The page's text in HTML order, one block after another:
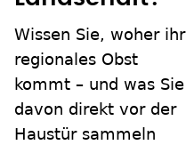
Wissen Sie, woher ihr
regionales Obst
kommt – und was Sie
davon direkt vor der
Haustür sammeln